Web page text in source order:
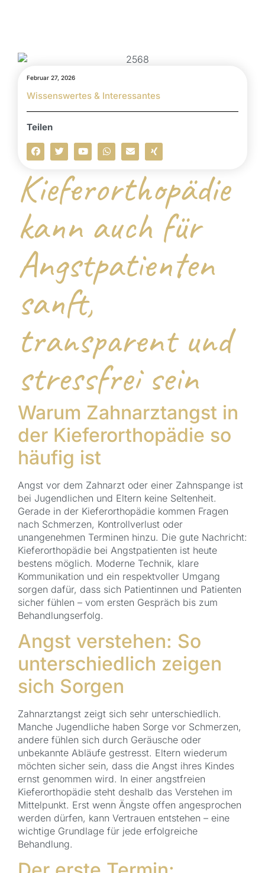
Kieferorthopädie
kann auch für
Angstpatienten
sanft,
transparent und
stressfrei sein
Warum Zahnarztangst in
der Kieferorthopädie so
häufig ist
Angst vor dem Zahnarzt oder einer Zahnspange ist
bei Jugendlichen und Eltern keine Seltenheit.
Gerade in der Kieferorthopädie kommen Fragen
nach Schmerzen, Kontrollverlust oder
unangenehmen Terminen hinzu. Die gute Nachricht:
Kieferorthopädie bei Angstpatienten ist heute
bestens möglich. Moderne Technik, klare
Kommunikation und ein respektvoller Umgang
sorgen dafür, dass sich Patientinnen und Patienten
sicher fühlen – vom ersten Gespräch bis zum
Behandlungserfolg.
Angst verstehen: So
unterschiedlich zeigen
sich Sorgen
Zahnarztangst zeigt sich sehr unterschiedlich.
Manche Jugendliche haben Sorge vor Schmerzen,
andere fühlen sich durch Geräusche oder
unbekannte Abläufe gestresst. Eltern wiederum
möchten sicher sein, dass die Angst ihres Kindes
ernst genommen wird. In einer angstfreien
Kieferorthopädie steht deshalb das Verstehen im
Mittelpunkt. Erst wenn Ängste offen angesprochen
werden dürfen, kann Vertrauen entstehen – eine
wichtige Grundlage für jede erfolgreiche
Behandlung.
Februar 27, 2026
Wissenswertes & Interessantes
Teilen